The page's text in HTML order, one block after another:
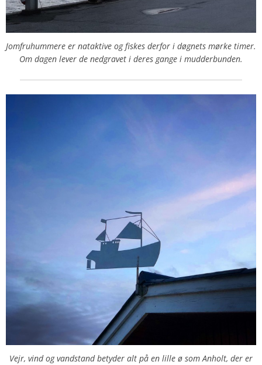
Jomfruhummere er nataktive og fiskes derfor i døgnets mørke timer.
Om dagen lever de nedgravet i deres gange i mudderbunden.
Vejr, vind og vandstand betyder alt på en lille ø som Anholt, der er